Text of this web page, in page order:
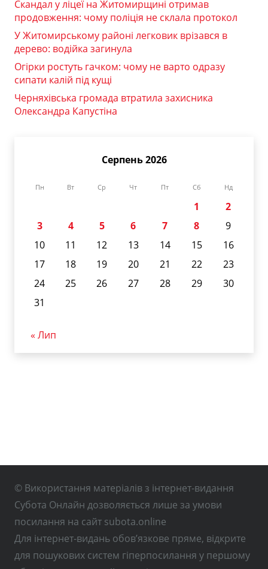
Скандал у ліцеї на Житомирщині отримав
продовження: чому поліція не склала протокол
У Житомирському районі легковик врізався в
дерево: водійка загинула
Огірки ростуть гачком: чому не варто одразу
сипати калій під кущі
Черняхівська громада втратила захисника
Олександра Капустіна
Серпень 2026
Пн Вт Ср Чт Пт Сб Нд
1
2
3
4 5 6 7 8
9
10
11 12 13 14 15
16
17
18 19 20 21 22
23
24
25 26 27 28 29
30
31
« Лип
© Використання матеріалів з інтернет-видання
Субота Онлайн дозволяється лише за умови
посилання на сайт subota.online
Для інтернет-видань обов’язкове пряме, відкрите
для пошукових систем гіперпосилання у першому